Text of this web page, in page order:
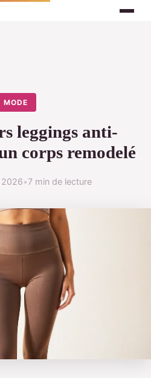
MODE
leggings anti-
corps remodelé
2026•7 min de lecture